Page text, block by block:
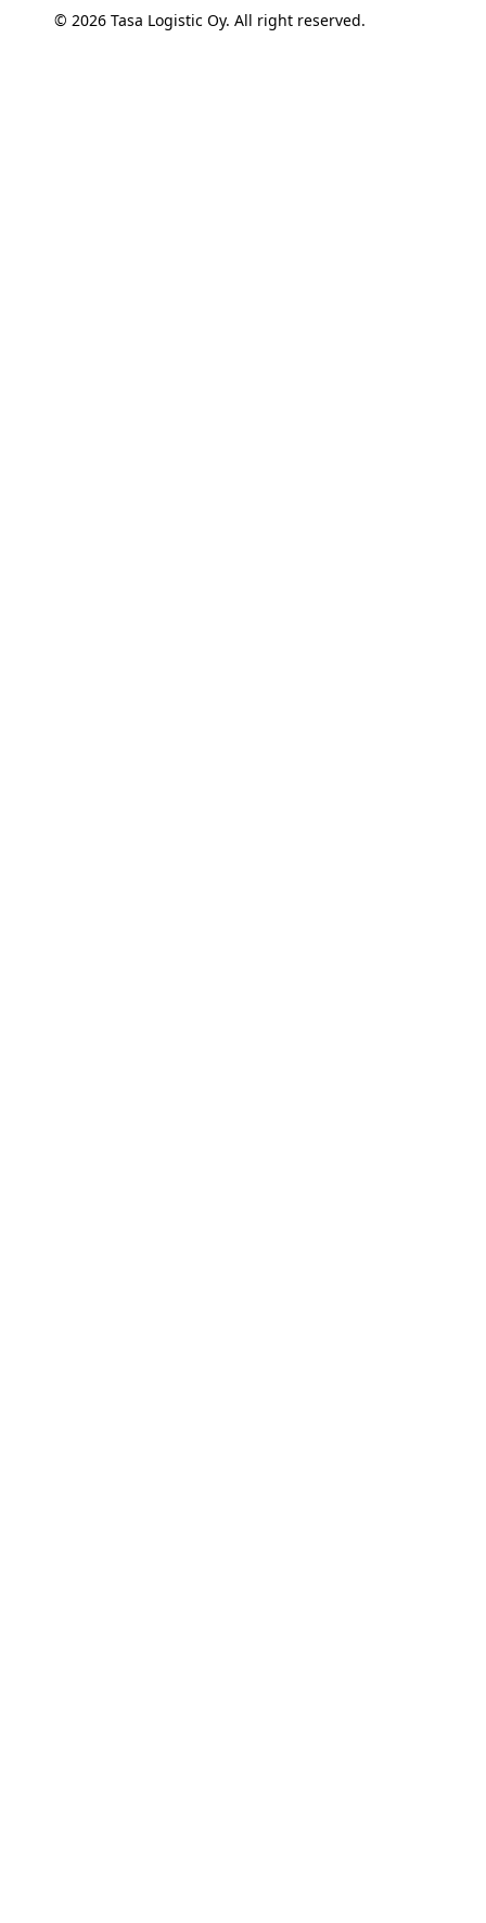
© 2026 Tasa Logistic Oy. All right reserved.